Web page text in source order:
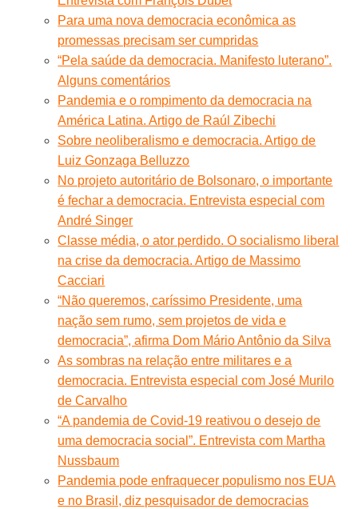
Para uma nova democracia econômica as
promessas precisam ser cumpridas
“Pela saúde da democracia. Manifesto luterano”.
Alguns comentários
Pandemia e o rompimento da democracia na
América Latina. Artigo de Raúl Zibechi
Sobre neoliberalismo e democracia. Artigo de
Luiz Gonzaga Belluzzo
No projeto autoritário de Bolsonaro, o importante
é fechar a democracia. Entrevista especial com
André Singer
Classe média, o ator perdido. O socialismo liberal
na crise da democracia. Artigo de Massimo
Cacciari
“Não queremos, caríssimo Presidente, uma
nação sem rumo, sem projetos de vida e
democracia”, afirma Dom Mário Antônio da Silva
As sombras na relação entre militares e a
democracia. Entrevista especial com José Murilo
de Carvalho
“A pandemia de Covid-19 reativou o desejo de
uma democracia social”. Entrevista com Martha
Nussbaum
Pandemia pode enfraquecer populismo nos EUA
e no Brasil, diz pesquisador de democracias